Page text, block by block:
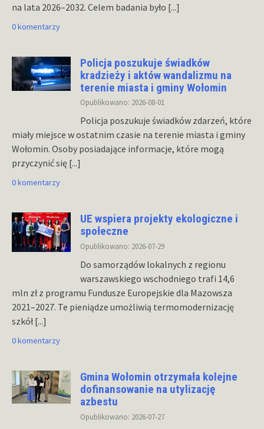
na lata 2026–2032. Celem badania było [...]
0 komentarzy
Policja poszukuje świadków
kradzieży i aktów wandalizmu na
terenie miasta i gminy Wołomin
Opublikowano: 2026-08-01
Policja poszukuje świadków zdarzeń, które
miały miejsce w ostatnim czasie na terenie miasta i gminy
Wołomin. Osoby posiadające informacje, które mogą
przyczynić się [...]
0 komentarzy
UE wspiera projekty ekologiczne i
społeczne
Opublikowano: 2026-07-29
Do samorządów lokalnych z regionu
warszawskiego wschodniego trafi 14,6
mln zł z programu Fundusze Europejskie dla Mazowsza
2021–2027. Te pieniądze umożliwią termomodernizację
szkół[...]
0 komentarzy
Gmina Wołomin otrzymała kolejne
dofinansowanie na utylizację
azbestu
Opublikowano: 2026-07-27